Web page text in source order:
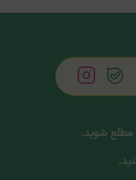
مطلع شوید.